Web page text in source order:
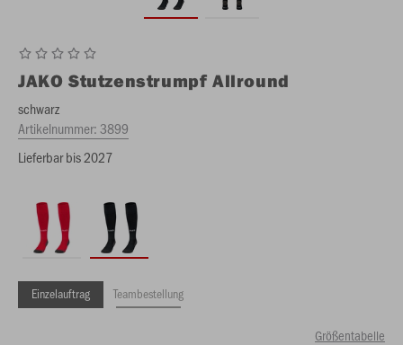
JAKO Stutzenstrumpf Allround
schwarz
Artikelnummer:3899
Lieferbar bis 2027
Einzelauftrag Teambestellung
Größentabelle